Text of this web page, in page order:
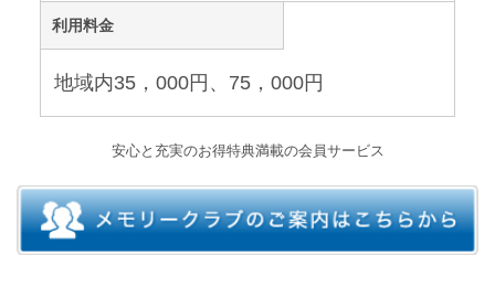
利用料金
地域内35，000円、75，000円
安心と充実のお得特典満載の会員サービス